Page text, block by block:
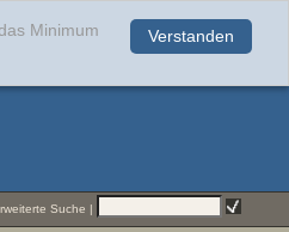
Verstanden
Minimum
Suche |